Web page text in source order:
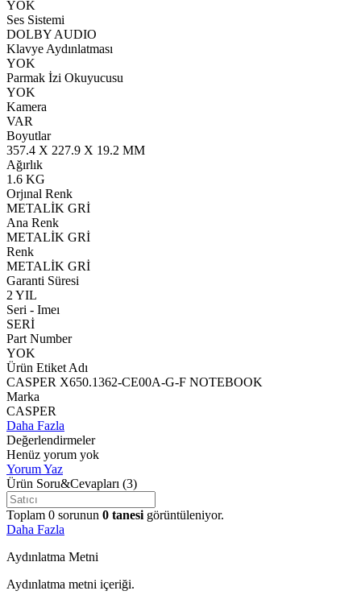
YOK
Ses Sistemi
DOLBY AUDIO
Klavye Aydınlatması
YOK
Parmak İzi Okuyucusu
YOK
Kamera
VAR
Boyutlar
357.4 X 227.9 X 19.2 MM
Ağırlık
1.6 KG
Orjınal Renk
METALİK GRİ
Ana Renk
METALİK GRİ
Renk
METALİK GRİ
Garanti Süresi
2 YIL
Seri - Imeı
SERİ
Part Number
YOK
Ürün Etiket Adı
CASPER X650.1362-CE00A-G-F NOTEBOOK
Marka
CASPER
Daha Fazla
Değerlendirmeler
Henüz yorum yok
Yorum Yaz
Ürün Soru&Cevapları (3)
Toplam 0 sorunun 0 tanesi görüntüleniyor.
Daha Fazla
Aydınlatma Metni
Aydınlatma metni içeriği.